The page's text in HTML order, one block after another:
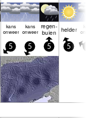
kans
onweer
kans
onweer
regen­
buien helder
5 5 5 5